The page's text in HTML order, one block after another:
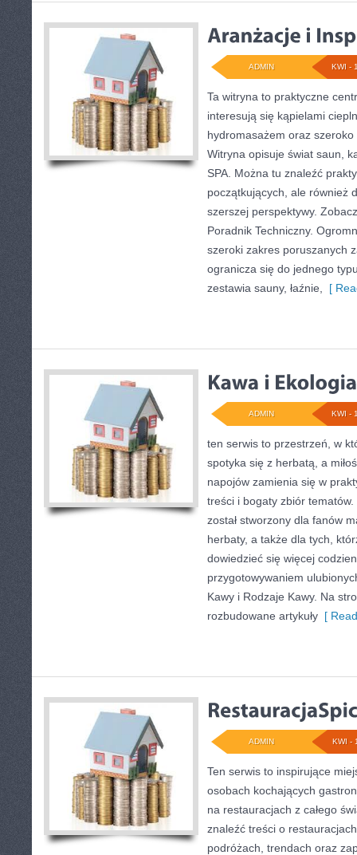
KWI -
ADMIN
Ta witryna to praktyczne
interesują się kąpielami
hydromasażem oraz
Witryna opisuje świat saun,
SPA. Można tu znaleźć
początkujących, ale również
szerszej perspektywy.
Poradnik Techniczny.
szeroki zakres poruszanych
ogranicza się do jednego
zestawia sauny, łaźnie,
[
KWI -
ADMIN
ten serwis to przestrzeń, w
spotyka się z herbatą, a
napojów zamienia się w
treści i bogaty zbiór
został stworzony dla fanów
herbaty, a także dla tych,
dowiedzieć się więcej
przygotowywaniem
Kawy i Rodzaje Kawy. Na
rozbudowane artykuły [
KWI -
ADMIN
Ten serwis to inspirujące
osobach kochających
na restauracjach z całego
znaleźć treści o
podróżach, trendach oraz